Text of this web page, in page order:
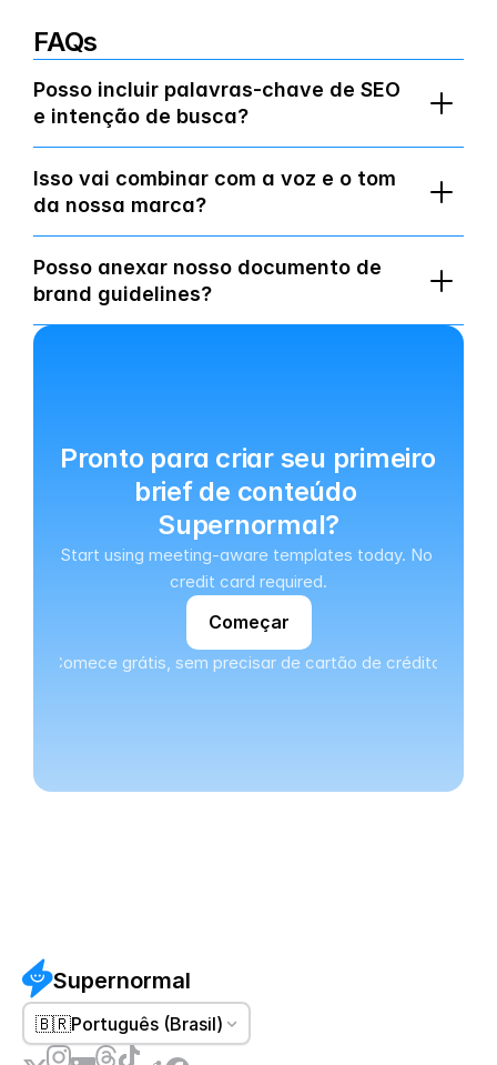
FAQs
Posso incluir palavras-chave de SEO
e intenção de busca?
Isso vai combinar com a voz e o tom
da nossa marca?
Posso anexar nosso documento de
brand guidelines?
Pronto para criar seu primeiro
brief de conteúdo
Supernormal?
Start using meeting-aware templates today. No
credit card required.
Começar
Comece grátis, sem precisar de cartão de crédito.
Supernormal
🇧🇷Português (Brasil)